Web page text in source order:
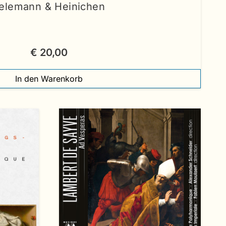
& Heinichen
€ 20,00
In den Warenkorb